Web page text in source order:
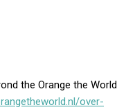
the Orange the World
over-